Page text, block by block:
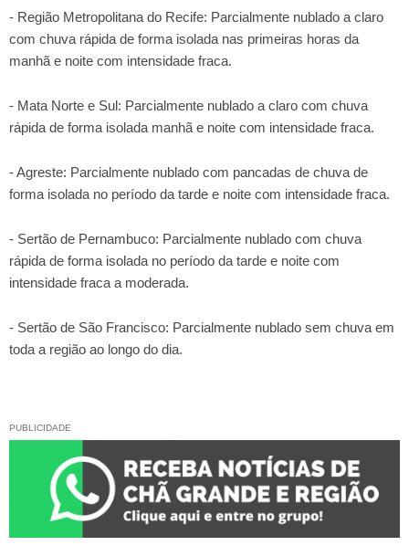
- Região Metropolitana do Recife: Parcialmente nublado a claro
com chuva rápida de forma isolada nas primeiras horas da
manhã e noite com intensidade fraca.
- Mata Norte e Sul: Parcialmente nublado a claro com chuva
rápida de forma isolada manhã e noite com intensidade fraca.
- Agreste: Parcialmente nublado com pancadas de chuva de
forma isolada no período da tarde e noite com intensidade fraca.
- Sertão de Pernambuco: Parcialmente nublado com chuva
rápida de forma isolada no período da tarde e noite com
intensidade fraca a moderada.
- Sertão de São Francisco: Parcialmente nublado sem chuva em
toda a região ao longo do dia.
PUBLICIDADE